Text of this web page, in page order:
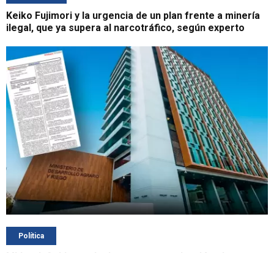
Keiko Fujimori y la urgencia de un plan frente a minería
ilegal, que ya supera al narcotráfico, según experto
Política